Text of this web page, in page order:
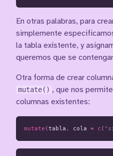
En otras palabras, para
simplemente
la tabla existente, y
queremos que se
Otra forma de crear
mutate() , que nos
columnas existentes:
mutate (tabla , cola = c (